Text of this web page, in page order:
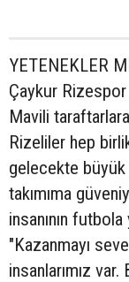
YETENEKLER
Çaykur
Mavili
Rizeliler hep
gelecekte büyük
takımıma
insanının
"Kazanmayı
insanlarımız